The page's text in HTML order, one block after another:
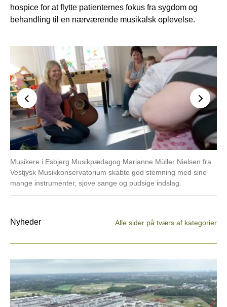
hospice for at flytte patienternes fokus fra sygdom og
behandling til en nærværende musikalsk oplevelse.
Musikere i Esbjerg Musikpædagog Marianne Müller Nielsen fra
Vestjysk Musikkonservatorium skabte god stemning med sine
mange instrumenter, sjove sange og pudsige indslag.
Nyheder Alle sider på tværs af kategorier